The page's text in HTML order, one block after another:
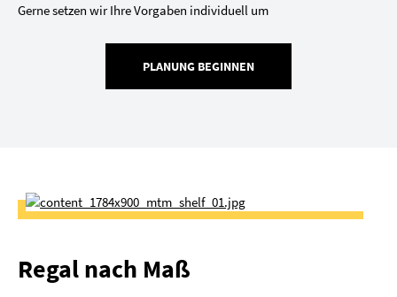
Gerne setzen wir Ihre Vorgaben individuell um
PLANUNG BEGINNEN
Regal nach Maß